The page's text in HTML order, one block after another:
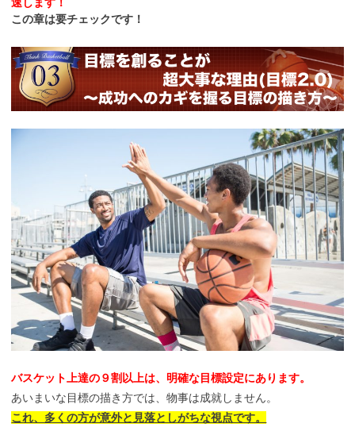
速します！
この章は要チェックです！
バスケット上達の９割以上は、明確な目標設定にあります。
あいまいな目標の描き方では、物事は成就しません。
これ、多くの方が意外と見落としがちな視点です。